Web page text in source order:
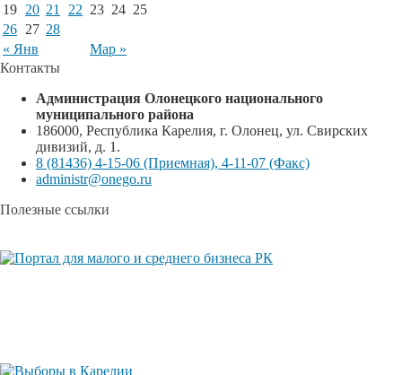
« Янв Мар »
19 20 21 22 23 24 25
26 27 28
Контакты
Администрация Олонецкого национального
муниципального района
186000, Республика Карелия, г. Олонец, ул. Свирских
дивизий, д. 1.
8 (81436) 4-15-06 (Приемная), 4-11-07 (Факс)
administr@onego.ru
Полезные ссылки